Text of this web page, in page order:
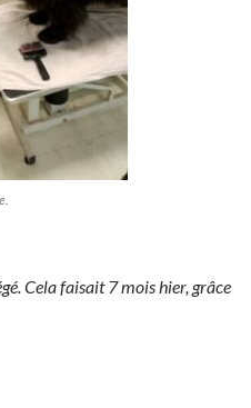
Cela faisait 7 mois hier, grâce